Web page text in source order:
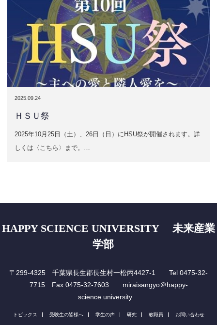
2025.09.24
ＨＳＵ祭
2025年10月25日（土）、26日（日）にHSU祭が開催されます。詳
しくは〈こちら〉まで。…
HAPPY SCIENCE UNIVERSITY 未来産業
学部
〒299-4325 千葉県長生郡長生村一松丙4427-1 Tel 0475-32-
7715 Fax 0475-32-7603 miraisangyo＠happy-
science.university
トピックス 受験生の皆様へ 学生の声 研究 教職員 お問い合わせ